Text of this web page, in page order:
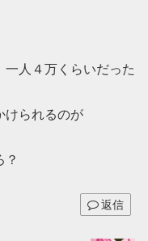
人４万くらいだった
けられるのが
？
返信